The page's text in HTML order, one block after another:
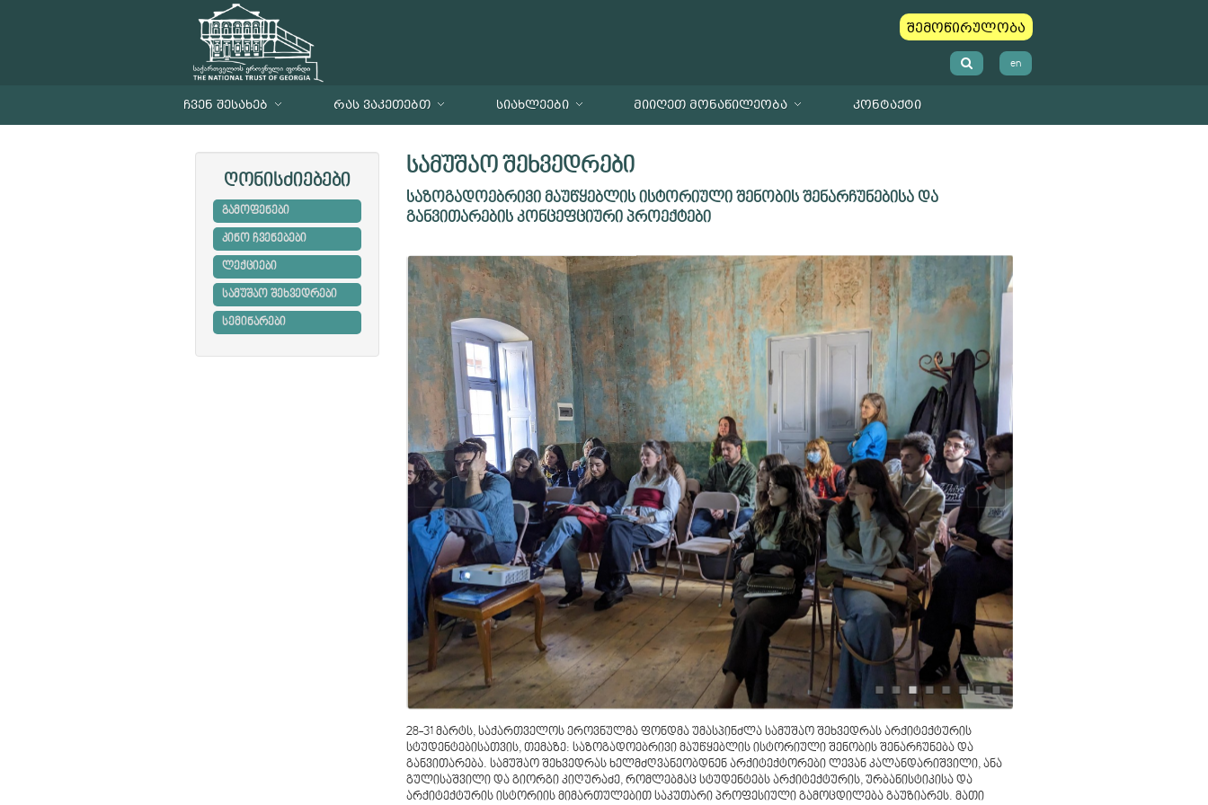
შემოწირულობა
en
ᲩᲕᲔᲜ ᲨᲔᲡᲐᲮᲔᲑ ᲠᲐᲡ ᲕᲐᲙᲔᲗᲔᲑᲗ ᲡᲘᲐᲮᲚᲔᲔᲑᲘ ᲛᲘᲘᲦᲔᲗ ᲛᲝᲜᲐᲬᲘᲚᲔᲝᲑᲐ ᲙᲝᲜᲢᲐᲥᲢᲘ
ღონისძიებები
გამოფენები
კინო ჩვენებები
ლექციები
სამუშაო შეხვედრები
სემინარები
სამუშაო შეხვედრები
საზოგადოებრივი მაუწყებლის ისტორიული შენობის შენარჩუნებისა და
განვითარების კონცეფციური პროექტები
28-31 მარტს, საქართველოს ეროვნულმა ფონდმა უმასპინძლა სამუშაო შეხვედრას არქიტექტურის
სტუდენტებისათვის, თემაზე: საზოგადოებრივი მაუწყებლის ისტორიული შენობის შენარჩუნება და
განვითარება. სამუშაო შეხვედრას ხელმძღვანეობდნენ არქიტექტორები ლევან კალანდარიშვილი, ანა
გულისაშვილი და გიორგი კიღურაძე, რომლებმაც სტუდენტებს არქიტექტურის, ურბანისტიკისა და
არქიტექტურის ისტორიის მიმართულებით საკუთარი პროფესიული გამოცდილება გაუზიარეს. მათი